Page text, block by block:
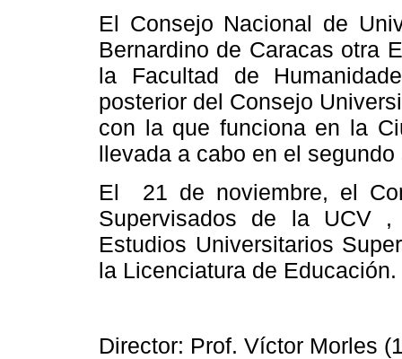
El Consejo Nacional de
Bernardino de Caracas otra
la Facultad de
posterior del Consejo
con la que funciona en la
llevada a cabo en el
El
21 de noviembre, el
Supervisados de la UCV ,
Estudios Universitarios
la Licenciatura de Educación.
Director: Prof. Víctor Morles